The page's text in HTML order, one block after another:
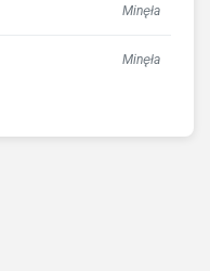
Minęła
Minęła